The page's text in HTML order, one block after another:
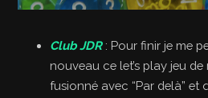
Club JDR: Pour finir je me
nouveau ce let’s play jeu
fusionné avec “Par delà” et